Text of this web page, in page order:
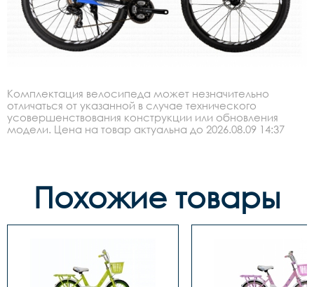
Комплектация велосипеда может незначительно
отличаться от указанной в случае технического
усовершенствования конструкции или обновления
модели. Цена на товар актуальна до 2026.08.09 14:37
Похожие товары